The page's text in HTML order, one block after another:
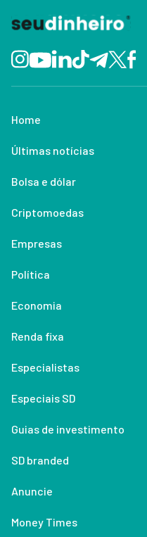
Home
Últimas notícias
Bolsa e dólar
Criptomoedas
Empresas
Política
Economia
Renda fixa
Especialistas
Especiais SD
Guias de investimento
SD branded
Anuncie
Money Times